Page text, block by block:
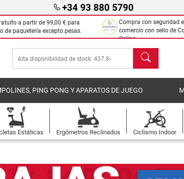
+34 93 880 5790
a partir de 99,00 € para
de paquetería excepto pesas.
Compra con seguridad
comercio con sello de
Online.
Buscar
PING PONG Y APARATOS DE JUEGO
Estáticas Ergómetros Reclinados Ciclismo Indoor